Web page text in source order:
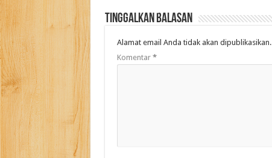
Tinggalkan Balasan
Alamat email Anda tidak akan dipublikasikan.
Komentar *